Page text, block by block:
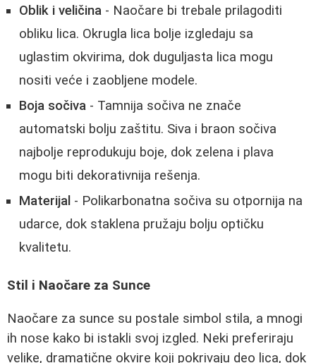
Oblik i veličina - Naočare bi trebale prilagoditi
obliku lica. Okrugla lica bolje izgledaju sa
uglastim okvirima, dok duguljasta lica mogu
nositi veće i zaobljene modele.
Boja sočiva - Tamnija sočiva ne znače
automatski bolju zaštitu. Siva i braon sočiva
najbolje reprodukuju boje, dok zelena i plava
mogu biti dekorativnija rešenja.
Materijal - Polikarbonatna sočiva su otpornija na
udarce, dok staklena pružaju bolju optičku
kvalitetu.
Stil i Naočare za Sunce
Naočare za sunce su postale simbol stila, a mnogi
ih nose kako bi istakli svoj izgled. Neki preferiraju
velike, dramatične okvire koji pokrivaju deo lica, dok